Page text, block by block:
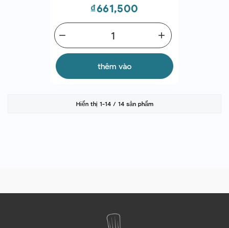
Giá
₫661,500
add
remove
thêm vào
Hiển thị 1-14 / 14 sản phẩm